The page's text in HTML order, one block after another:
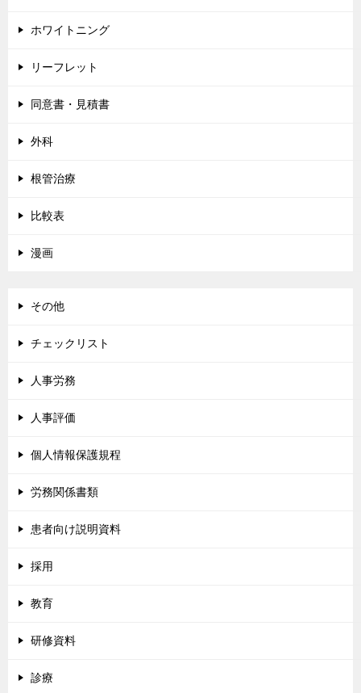
ホワイトニング
リーフレット
同意書・見積書
外科
根管治療
比較表
漫画
その他
チェックリスト
人事労務
人事評価
個人情報保護規程
労務関係書類
患者向け説明資料
採用
教育
研修資料
診療